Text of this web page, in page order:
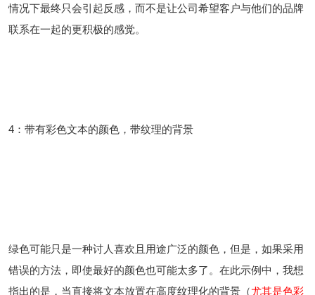
情况下最终只会引起反感，而不是让公司希望客户与他们的品牌
联系在一起的更积极的感觉。
4：带有彩色文本的颜色，带纹理的背景
绿色可能只是一种讨人喜欢且用途广泛的颜色，但是，如果采用
错误的方法，即使最好的颜色也可能太多了。在此示例中，我想
指出的是，当直接将文本放置在高度纹理化的背景（尤其是色彩